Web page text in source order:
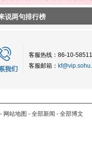
说两句排行榜
客服热线：86-10-
客服邮箱：
网站地图 - 全部新闻 - 全部博文